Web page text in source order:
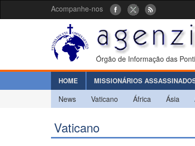
Acompanhe-nos
Órgão de Informação das
HOME MISSIONÁRIOS
News Vaticano África Ásia
Vaticano